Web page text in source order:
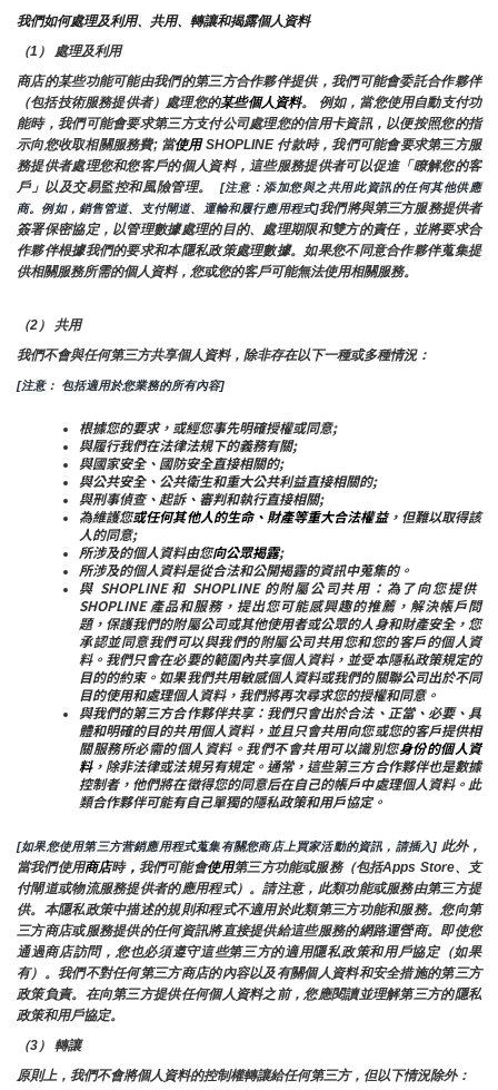
我們如何處理及利用、共用、轉讓和揭露個人資料
（1） 處理及利用
商店的某些功能可能由我們的第三方合作夥伴提供，我們可能會委託合作夥伴
（包括技術服務提供者）處理您的某些個人資料。 例如，當您使用自動支付功
能時，我們可能會要求第三方支付公司處理您的信用卡資訊，以便按照您的指
示向您收取相關服務費; 當使用 SHOPLINE 付款時，我們可能會要求第三方服
務提供者處理您和您客戶的個人資料，這些服務提供者可以促進「瞭解您的客
戶」以及交易監控和風險管理。
[注意：添加您與之共用此資訊的任何其他供應
商。例如，銷售管道、支付閘道、運輸和履行應用程式]我們將與第三方服務提供者
簽署保密協定，以管理數據處理的目的、處理期限和雙方的責任，並將要求合
作夥伴根據我們的要求和本隱私政策處理數據。如果您不同意合作夥伴蒐集提
供相關服務所需的個人資料，您或您的客戶可能無法使用相關服務。
（2） 共用
我們不會與任何第三方共享個人資料，除非存在以下一種或多種情況：
[注意： 包括適用於您業務的所有內容]
根據您的要求，或經您事先明確授權或同意;
與履行我們在法律法規下的義務有關;
與國家安全、國防安全直接相關的;
與公共安全、公共衛生和重大公共利益直接相關的;
與刑事偵查、起訴、審判和執行直接相關;
為維護您或任何其他人的生命、財產等重大合法權益，但難以取得該
人的同意;
所涉及的個人資料由您向公眾揭露;
所涉及的個人資料是從合法和公開揭露的資訊中蒐集的。
與 SHOPLINE 和 SHOPLINE 的附屬公司共用：為了向您提供
SHOPLINE 產品和服務，提出您可能感興趣的推薦，解決帳戶問
題，保護我們的附屬公司或其他使用者或公眾的人身和財產安全，您
承認並同意我們可以與我們的附屬公司共用您和您的客戶的個人資
料。我們只會在必要的範圍內共享個人資料，並受本隱私政策規定的
目的的約束。如果我們共用敏感個人資料或我們的關聯公司出於不同
目的使用和處理個人資料，我們將再次尋求您的授權和同意。
與我們的第三方合作夥伴共享：我們只會出於合法、正當、必要、具
體和明確的目的共用個人資料，並且只會共用向您或您的客戶提供相
關服務所必需的個人資料。我們不會共用可以識別您身份的個人資
料，除非法律或法規另有規定。通常，這些第三方合作夥伴也是數據
控制者，他們將在徵得您的同意后在自己的帳戶中處理個人資料。此
類合作夥伴可能有自己單獨的隱私政策和用戶協定。
[如果您使用第三方营銷應用程式蒐集有關您商店上買家活動的資訊，請插入] 此外，
當我們使用商店時， 我們可能會使用第三方功能或服務（包括Apps Store、支
付閘道或物流服務提供者的應用程式）。請注意，此類功能或服務由第三方提
供。本隱私政策中描述的規則和程式不適用於此類第三方功能和服務。您向第
三方商店或服務提供的任何資訊將直接提供給這些服務的網路運營商。即使您
通過商店訪問，您也必須遵守這些第三方的適用隱私政策和用戶協定（如果
有）。我們不對任何第三方商店的內容以及有關個人資料和安全措施的第三方
政策負責。在向第三方提供任何個人資料之前，您應閱讀並理解第三方的隱私
政策和用戶協定。
（3） 轉讓
原則上，我們不會將個人資料的控制權轉讓給任何第三方，但以下情況除外：